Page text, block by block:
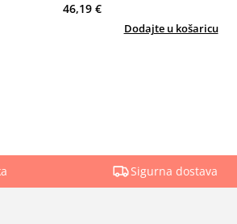
46,19 €
Dodajte u košaricu
Sigurna dostava